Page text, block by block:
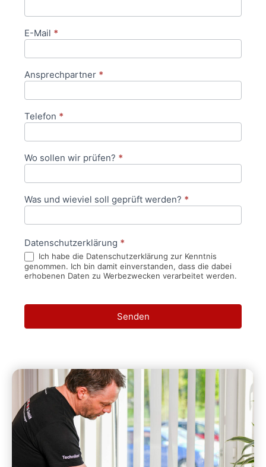
E-Mail *
Ansprechpartner *
Telefon *
Wo sollen wir prüfen? *
Was und wieviel soll geprüft werden? *
Datenschutzerklärung *
Ich habe die Datenschutzerklärung zur Kenntnis
genommen. Ich bin damit einverstanden, dass die dabei
erhobenen Daten zu Werbezwecken verarbeitet werden.
Senden